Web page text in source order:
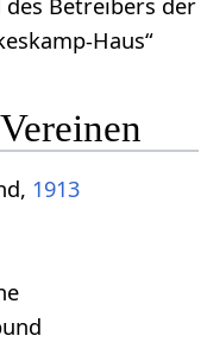
des Betreibers der
Haus“
1913